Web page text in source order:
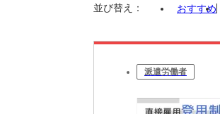
並び替え： おすすめ
派遣労働者